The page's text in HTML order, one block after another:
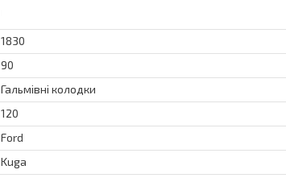
1830
90
Гальмівні колодки
120
Ford
Kuga